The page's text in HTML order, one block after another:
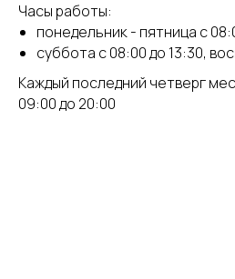
Часы работы:
понедельник - пятница с
суббота с 08:00 до 13:30,
Каждый последний четверг
09:00 до 20:00